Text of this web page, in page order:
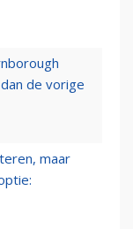
de vorige
maar